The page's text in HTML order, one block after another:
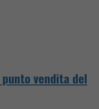
vendita del